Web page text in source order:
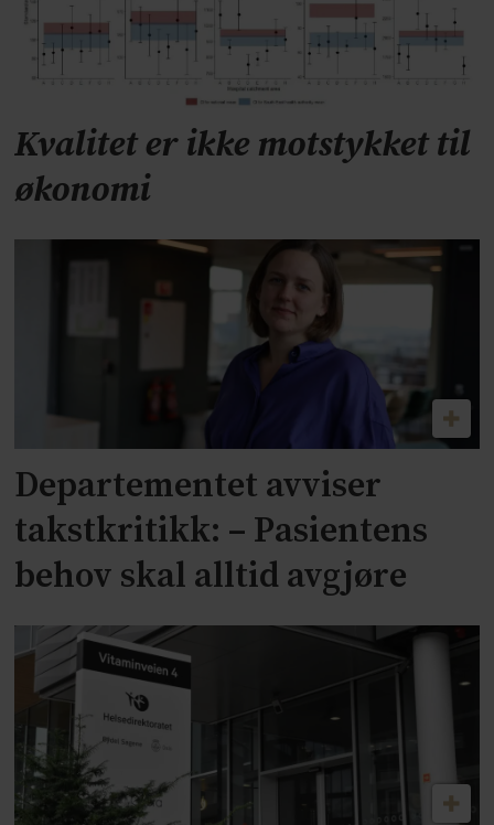
Kvalitet er ikke motstykket til
økonomi
Departementet avviser
takstkritikk: – Pasientens
behov skal alltid avgjøre